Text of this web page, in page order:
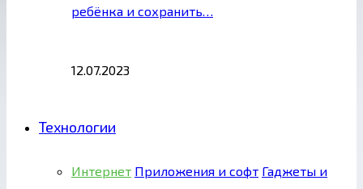
ребёнка и сохранить…
12.07.2023
Технологии
Интернет Приложения и софт Гаджеты и